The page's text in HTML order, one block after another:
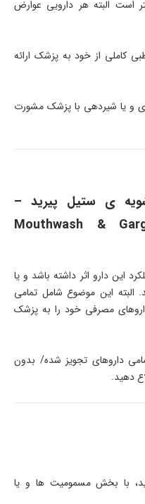
است البته هر دارویی عوارض
کاملی از خود به پزشک ارائه
و یا شیردهی با پزشک مشورت
ی ستیل پیرید –
Mouthwash &
این دارو اثر داشته باشد و یا
این موضوع شامل تمامی
مصرفی خود را به پزشک
داروهای تجویز شده/ بدون
دهید.
با بخش مسمومیت ها و یا